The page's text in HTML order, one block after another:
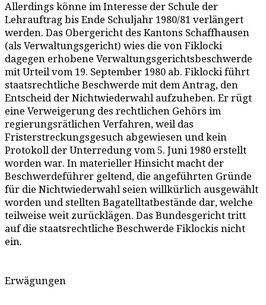
Allerdings könne im Interesse der Schule der
Lehrauftrag bis Ende Schuljahr 1980/81 verlängert
werden. Das Obergericht des Kantons Schaffhausen
(als Verwaltungsgericht) wies die von Fiklocki
dagegen erhobene Verwaltungsgerichtsbeschwerde
mit Urteil vom 19. September 1980 ab. Fiklocki führt
staatsrechtliche Beschwerde mit dem Antrag, den
Entscheid der Nichtwiederwahl aufzuheben. Er rügt
eine Verweigerung des rechtlichen Gehörs im
regierungsrätlichen Verfahren, weil das
Fristerstreckungsgesuch abgewiesen und kein
Protokoll der Unterredung vom 5. Juni 1980 erstellt
worden war. In materieller Hinsicht macht der
Beschwerdeführer geltend, die angeführten Gründe
für die Nichtwiederwahl seien willkürlich ausgewählt
worden und stellten Bagatelltatbestände dar, welche
teilweise weit zurücklägen. Das Bundesgericht tritt
auf die staatsrechtliche Beschwerde Fiklockis nicht
ein.
Erwägungen